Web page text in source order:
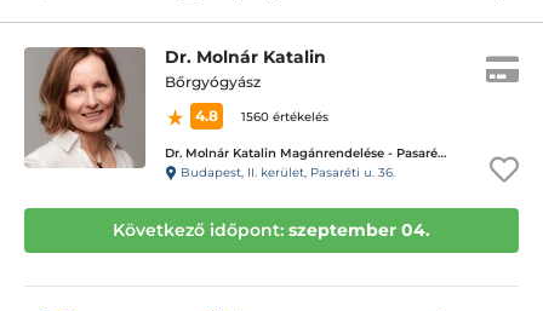
Dr. Molnár Katalin
Bőrgyógyász
4.8
1560 értékelés
Dr. Molnár Katalin Magánrendelése - Pasaréti út, II. Kerület
Budapest, II. kerület, Pasaréti u. 36.
Következő időpont: szeptember 04.